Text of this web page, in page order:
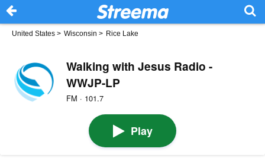
United States > Wisconsin > Rice Lake
Walking with Jesus Radio -
WWJP-LP
FM · 101.7
Play